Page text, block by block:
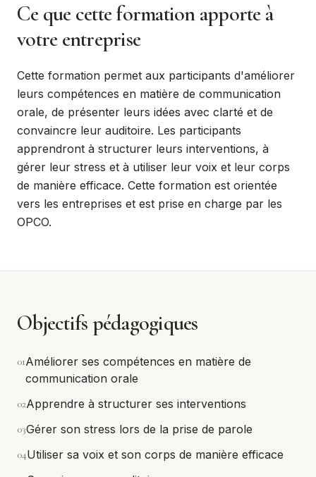
Ce que cette formation apporte à
votre entreprise
Cette formation permet aux participants d'améliorer
leurs compétences en matière de communication
orale, de présenter leurs idées avec clarté et de
convaincre leur auditoire. Les participants
apprendront à structurer leurs interventions, à
gérer leur stress et à utiliser leur voix et leur corps
de manière efficace. Cette formation est orientée
vers les entreprises et est prise en charge par les
OPCO.
Objectifs pédagogiques
01Améliorer ses compétences en matière de
communication orale
02Apprendre à structurer ses interventions
03Gérer son stress lors de la prise de parole
04Utiliser sa voix et son corps de manière efficace